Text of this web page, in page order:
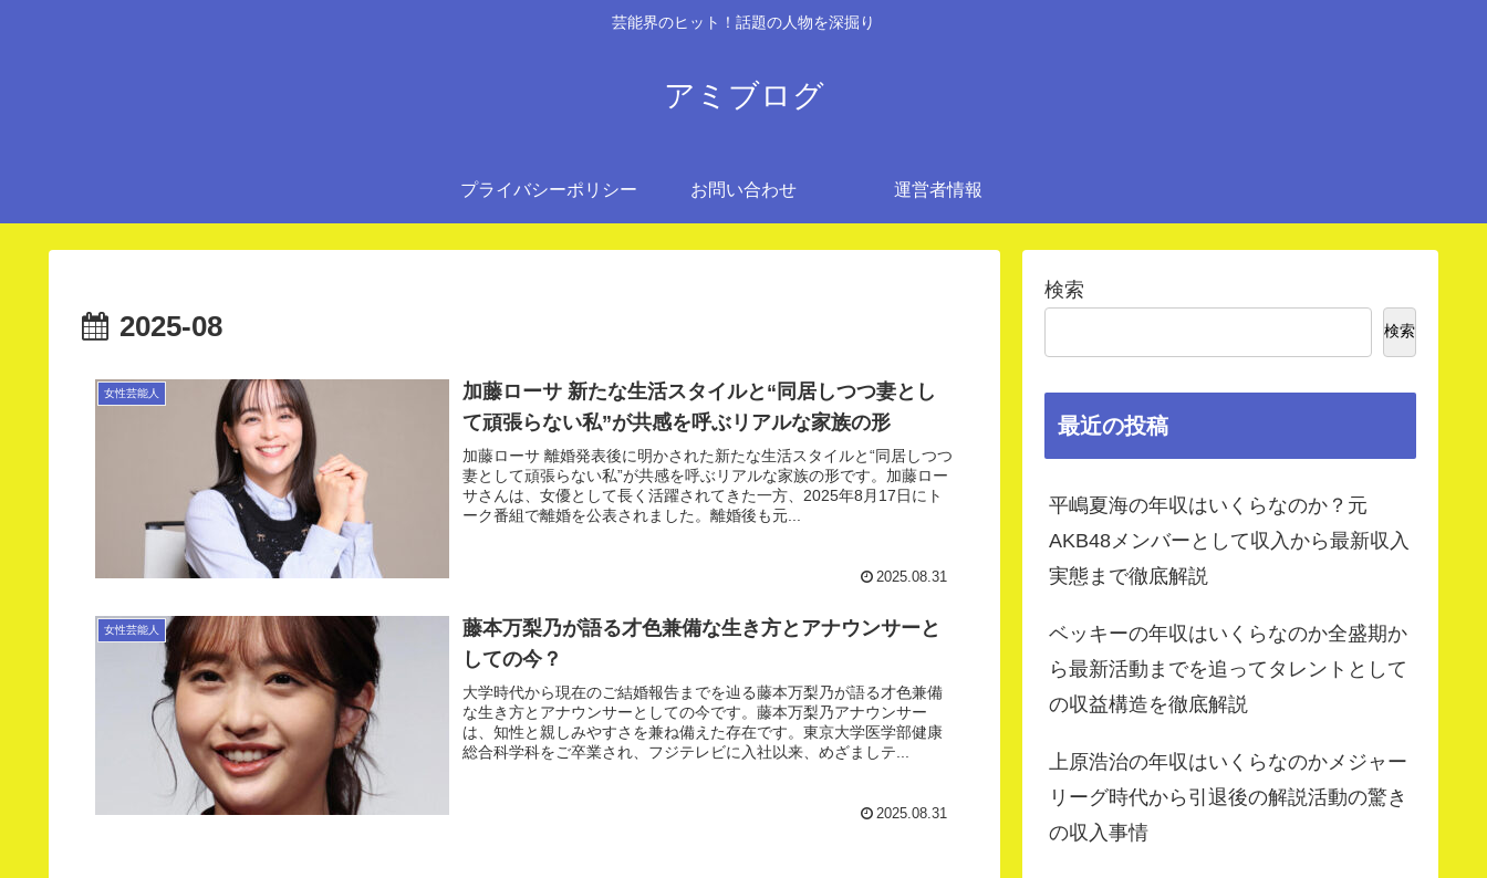
芸能界のヒット！話題の人物を深掘り
アミブログ
プライバシーポリシー お問い合わせ 運営者情報
2025-08
女性芸能人
加藤ローサ 新たな生活スタイルと“同居しつつ妻とし
て頑張らない私”が共感を呼ぶリアルな家族の形
加藤ローサ 離婚発表後に明かされた新たな生活スタイルと“同居しつつ
妻として頑張らない私”が共感を呼ぶリアルな家族の形です。加藤ロー
サさんは、女優として長く活躍されてきた一方、2025年8月17日にト
ーク番組で離婚を公表されました。離婚後も元...
2025.08.31
女性芸能人
藤本万梨乃が語る才色兼備な生き方とアナウンサーと
しての今？
大学時代から現在のご結婚報告までを辿る藤本万梨乃が語る才色兼備
な生き方とアナウンサーとしての今です。藤本万梨乃アナウンサー
は、知性と親しみやすさを兼ね備えた存在です。東京大学医学部健康
総合科学科をご卒業され、フジテレビに入社以来、めざましテ...
2025.08.31
検索
検索
最近の投稿
平嶋夏海の年収はいくらなのか？元
AKB48メンバーとして収入から最新収入
実態まで徹底解説
ベッキーの年収はいくらなのか全盛期か
ら最新活動までを追ってタレントとして
の収益構造を徹底解説
上原浩治の年収はいくらなのかメジャー
リーグ時代から引退後の解説活動の驚き
の収入事情